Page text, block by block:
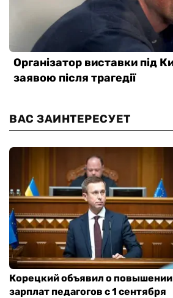
ВАС ЗАИНТЕРЕСУЕТ
Корецкий объявил о повышении
зарплат педагогов с 1 сентября